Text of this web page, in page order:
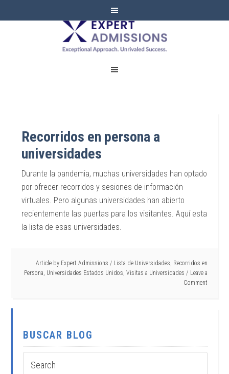
EXPERT
ADMISSIONS
Recorridos en persona a
universidades
Durante la pandemia, muchas universidades han optado
por ofrecer recorridos y sesiones de información
virtuales. Pero algunas universidades han abierto
recientemente las puertas para los visitantes. Aquí esta
la lista de esas universidades.
Article by Expert Admissions / Lista de Universidades, Recorridos en
Persona, Universidades Estados Unidos, Visitas a Universidades
Leave a
Comment
BUSCAR BLOG